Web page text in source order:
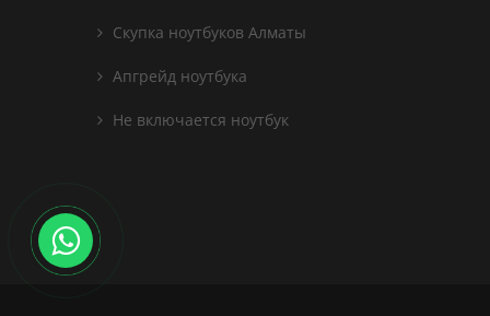
Скупка ноутбуков Алматы
Апгрейд ноутбука
Не включается ноутбук